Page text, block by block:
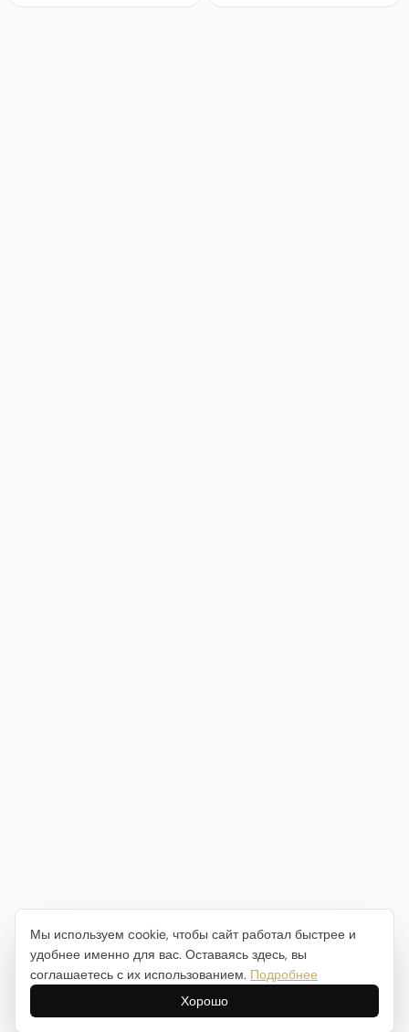
Мы используем cookie, чтобы сайт работал быстрее и
удобнее именно для вас. Оставаясь здесь, вы
соглашаетесь с их использованием. Подробнее
Хорошо